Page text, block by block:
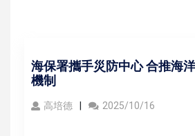
海保署攜手災防中心 合推海
機制
高培德 2025/10/16